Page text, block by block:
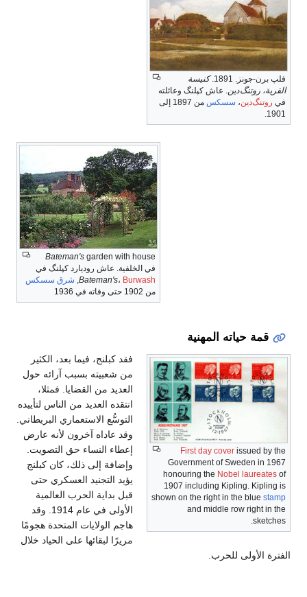
فلپ برن-جونز. 1891.
كنيسة
القرية، روتنگ‌دين. عاش كپلنگ وعائلته
في روتنگ‌دين، سسكس
من 1897 إلى
1901.
Bateman's garden with house
في الخلفية. عاش روديارد كپلنگ في
Bateman's، Burwash
, شرق سسكس
من 1902 حتى وفاته في 1936
قمة حياته المهنية
First day cover issued by the
Government of Sweden in 1967
honouring the Nobel laureates of
1907 including Kipling. Kipling is
shown on the right in the blue stamp
and middle row right in the
sketches.
فقد كبلنج، فيما بعد، الكثير
من شعبيته بسبب آرائه حول
العديد من القضايا. فمثلا،
انتقده العديد من الناس لتأييده
التوسُّع الاستعماري البريطاني.
وقد عاداه آخرون لأنه عارض
إعطاء النساء حق التصويت.
وإضافة إلى ذلك، كان كبلنج
يؤيد التجنيد العسكري حتى
قبل بداية الحرب العالمية
الأولى في عام 1914. وقد
هاجم الولايات المتحدة هجومًا
مريرًا لبقائها على الحياد خلال
الفترة الأولى للحرب.